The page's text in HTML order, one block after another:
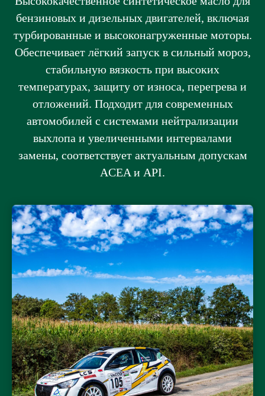
бензиновых и дизельных двигателей, включая
турбированные и высоконагруженные моторы.
Обеспечивает лёгкий запуск в сильный мороз,
стабильную вязкость при высоких
температурах, защиту от износа, перегрева и
отложений. Подходит для современных
автомобилей с системами нейтрализации
выхлопа и увеличенными интервалами
замены, соответствует актуальным допускам
ACEA и API.